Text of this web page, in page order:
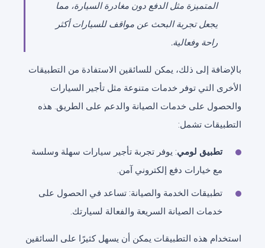
المتميزة مثل الدفع دون مغادرة السيارة، مما
يجعل تجربة البحث عن مواقف للسيارات أكثر
راحة وفعالية.
بالإضافة إلى ذلك، يمكن للسائقين الاستفادة من التطبيقات
الأخرى التي توفر خدمات متنوعة مثل تأجير السيارات
والحصول على خدمات الصيانة والدعم على الطريق. هذه
التطبيقات تشمل:
تطبيق لومي: يوفر تجربة تأجير سيارات سهلة وسلسة
مع خيارات دفع إلكتروني آمن.
تطبيقات الخدمة والصيانة: تساعد في الحصول على
خدمات الصيانة السريعة والفعالة لسيارتك.
استخدام هذه التطبيقات يمكن أن يسهل كثيرًا على السائقين